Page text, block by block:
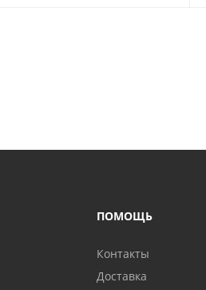
ПОМОЩЬ
Контакты
Доставка